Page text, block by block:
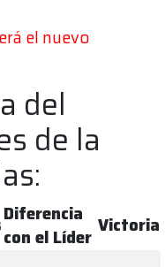
el nuevo
del
de la
Diferencia
con el Líder Victoria